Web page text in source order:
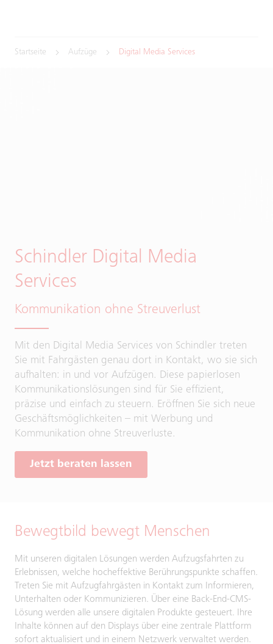
Startseite Aufzüge Digital Media Services
Schindler Digital Media
Services
Kommunikation ohne Streuverlust
Mit den Digital Media Services von Schindler treten
Sie mit Fahrgästen genau dort in Kontakt, wo sie sich
aufhalten: in und vor Aufzügen. Diese papierlosen
Kommunikationslösungen sind für Sie effizient,
präzise und einfach zu steuern. Eröffnen Sie sich neue
Geschäftsmöglichkeiten – mit Werbung und
Kommunikation ohne Streuverluste.
Jetzt beraten lassen
Bewegtbild bewegt Menschen
Mit unseren digitalen Lösungen werden Aufzugsfahrten zu
Erlebnissen, welche hocheffektive Berührungspunkte schaffen.
Treten Sie mit Aufzugfahrgästen in Kontakt zum Informieren,
Unterhalten oder Kommunizieren. Über eine Back-End-CMS-
Lösung werden alle unsere digitalen Produkte gesteuert. Ihre
Inhalte können auf den Displays über eine zentrale Plattform
sofort aktualisiert und in einem Netzwerk verwaltet werden.